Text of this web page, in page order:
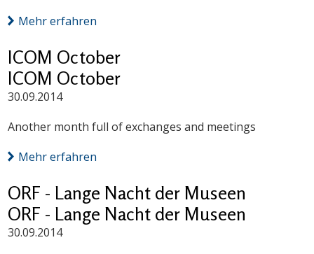
Mehr erfahren
ICOM October
ICOM October
30.09.2014
Another month full of exchanges and meetings
Mehr erfahren
ORF - Lange Nacht der Museen
ORF - Lange Nacht der Museen
30.09.2014